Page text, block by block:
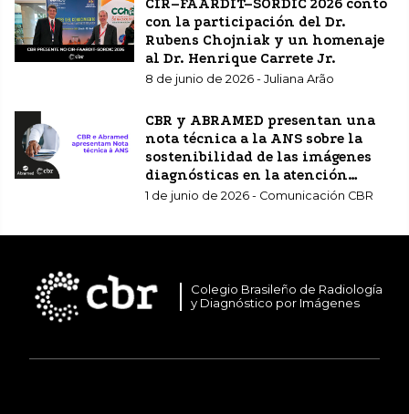
CIR–FAARDIT–SORDIC 2026 contó
con la participación del Dr.
Rubens Chojniak y un homenaje
al Dr. Henrique Carrete Jr.
8 de junio de 2026 - Juliana Arão
CBR y ABRAMED presentan una
nota técnica a la ANS sobre la
sostenibilidad de las imágenes
diagnósticas en la atención
sanitaria complementaria.
1 de junio de 2026 - Comunicación CBR
Colegio Brasileño de Radiología
y Diagnóstico por Imágenes